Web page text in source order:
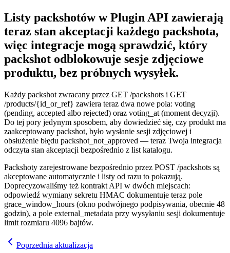
Listy packshotów w Plugin API zawierają
teraz stan akceptacji każdego packshota,
więc integracje mogą sprawdzić, który
packshot odblokowuje sesje zdjęciowe
produktu, bez próbnych wysyłek.
Każdy packshot zwracany przez GET /packshots i GET
/products/{id_or_ref} zawiera teraz dwa nowe pola: voting
(pending, accepted albo rejected) oraz voting_at (moment decyzji).
Do tej pory jedynym sposobem, aby dowiedzieć się, czy produkt ma
zaakceptowany packshot, było wysłanie sesji zdjęciowej i
obsłużenie błędu packshot_not_approved — teraz Twoja integracja
odczyta stan akceptacji bezpośrednio z list katalogu.
Packshoty zarejestrowane bezpośrednio przez POST /packshots są
akceptowane automatycznie i listy od razu to pokazują.
Doprecyzowaliśmy też kontrakt API w dwóch miejscach:
odpowiedź wymiany sekretu HMAC dokumentuje teraz pole
grace_window_hours (okno podwójnego podpisywania, obecnie 48
godzin), a pole external_metadata przy wysyłaniu sesji dokumentuje
limit rozmiaru 4096 bajtów.
Poprzednia aktualizacja